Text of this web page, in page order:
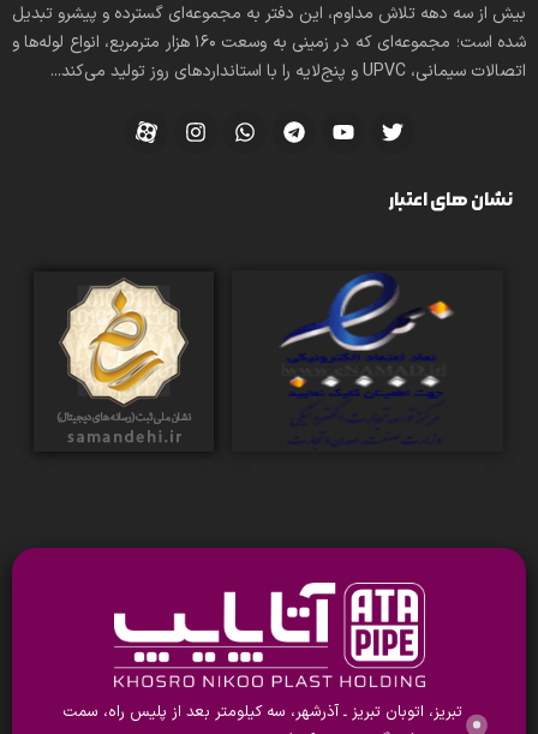
بیش از سه دهه تلاش مداوم، این دفتر به مجموعه‌ای گسترده و پیشرو تبدیل
شده است؛ مجموعه‌ای که در زمینی به وسعت 160 هزار مترمربع، انواع لوله‌ها و
اتصالات سیمانی، UPVC و پنج‌لایه را با استانداردهای روز تولید می‌کند...
نشان های اعتبار
تبریز، اتوبان تبریز ـ آذرشهر، سه کیلومتر بعد از پلیس راه، سمت